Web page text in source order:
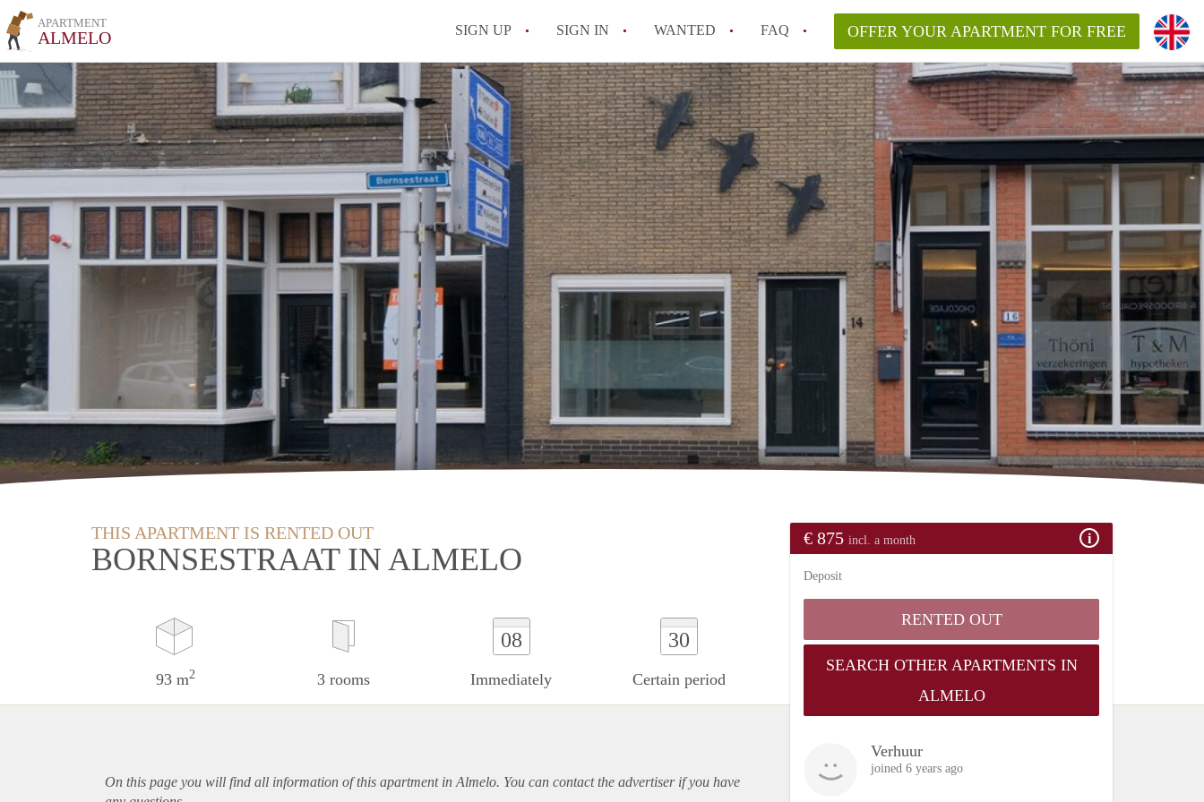
APARTMENT
ALMELO SIGN UP SIGN IN WANTED FAQ
All FAQs
OFFER YOUR APARTMENT FOR FREE
THIS APARTMENT IS RENTED OUT
BORNSESTRAAT IN ALMELO
93 m2 3 rooms
08
Immediately
30
Certain period
€ 875 incl. a month
Deposit
RENTED OUT
SEARCH OTHER APARTMENTS IN
ALMELO
Verhuur
joined 6 years ago
On this page you will find all information of this apartmentin Almelo. You can contact the advertiser if you have